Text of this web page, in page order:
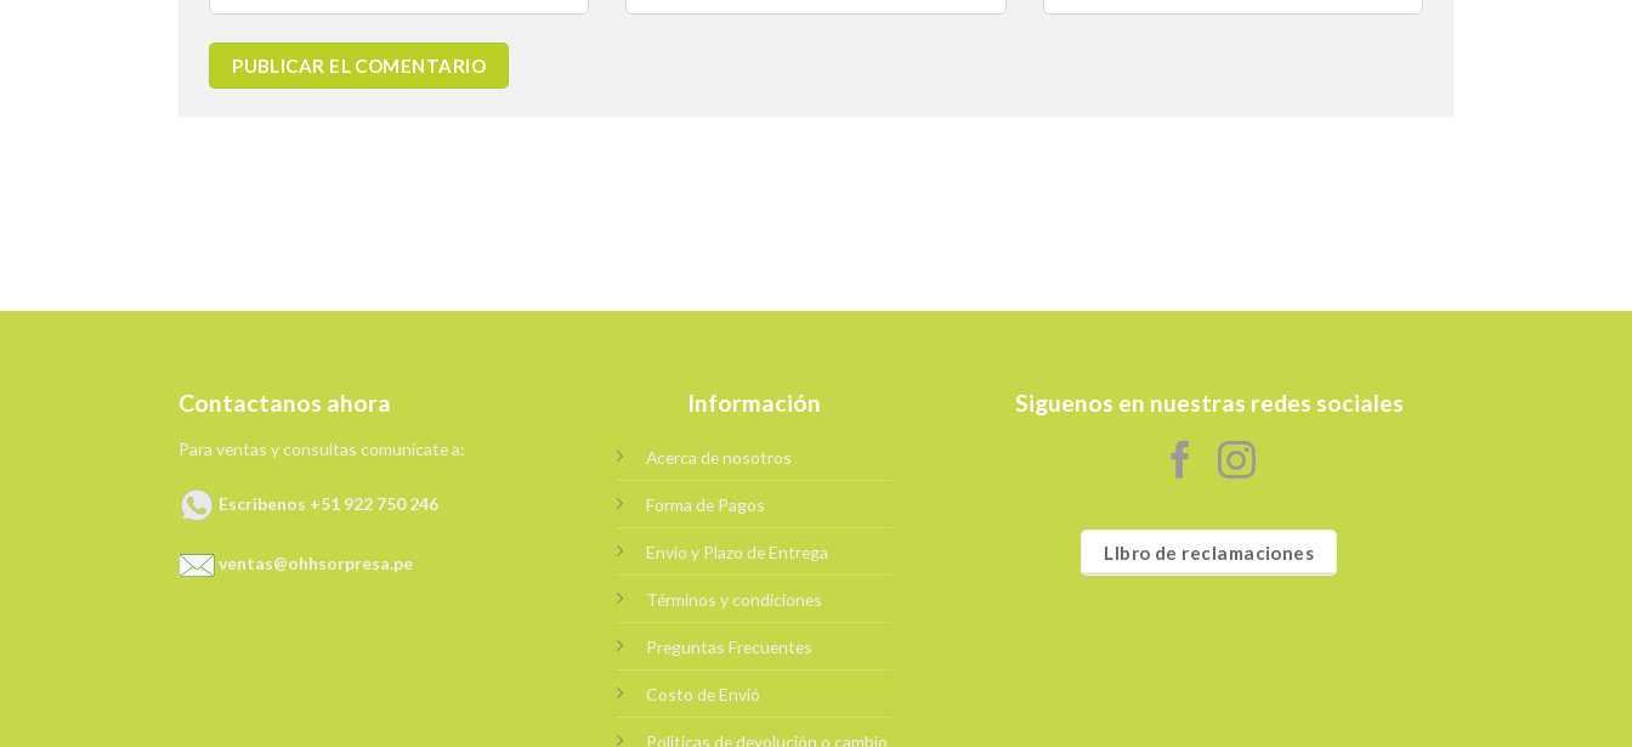
Contactanos ahora
Para ventas y consultas comunícate a:
Escribenos +51 922 750 246
ventas@ohhsorpresa.pe
Información
Acerca de nosotros
Forma de Pagos
Envio y Plazo de Entrega
Términos y condiciones
Preguntas Frecuentes
Costo de Envió
Políticas de devolución o cambio
Siguenos en nuestras redes sociales
LIbro de reclamaciones